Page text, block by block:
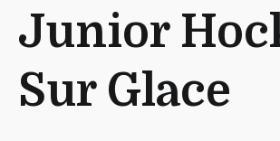
Junior
Sur Glace